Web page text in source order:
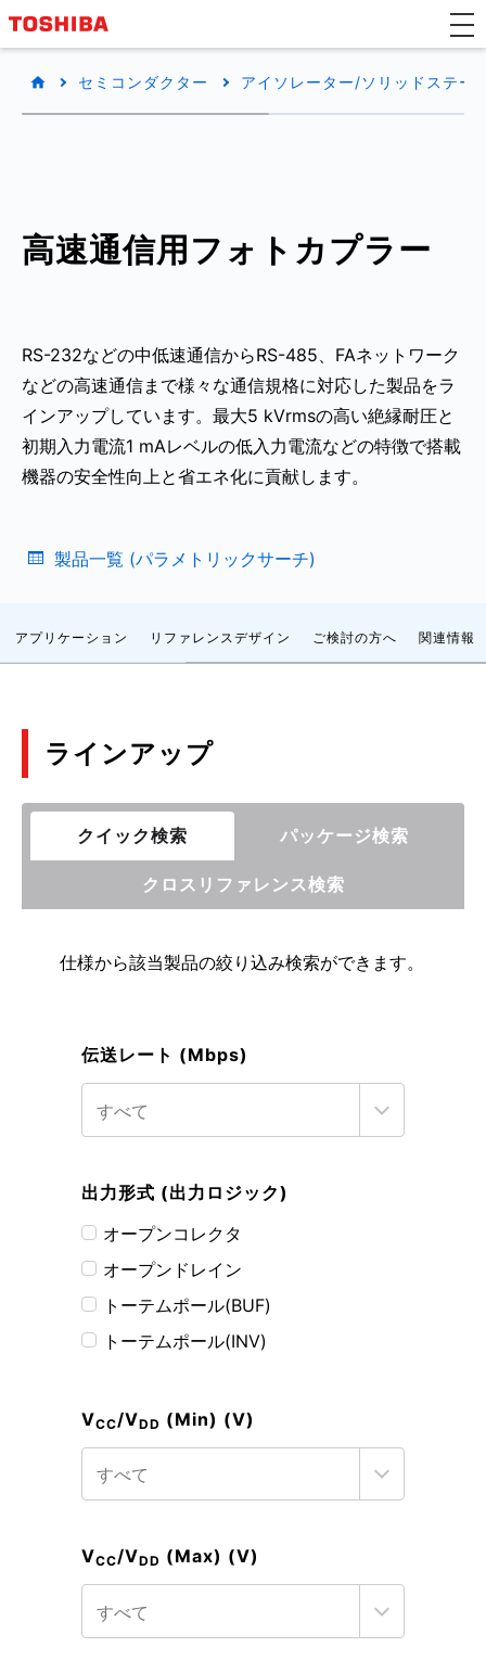
セミコンダクター アイソレーター/ソリッドステー
高速通信用フォトカプラー
RS-232などの中低速通信からRS-485、FAネットワーク
などの高速通信まで様々な通信規格に対応した製品をラ
インアップしています。最大5 kVrmsの高い絶縁耐圧と
初期入力電流1 mAレベルの低入力電流などの特徴で搭載
機器の安全性向上と省エネ化に貢献します。
製品一覧 (パラメトリックサーチ)
アプリケーション リファレンスデザイン ご検討の方へ 関連情報
ラインアップ
クイック検索 パッケージ検索
クロスリファレンス検索
仕様から該当製品の絞り込み検索ができます。
伝送レート (Mbps)
出力形式 (出力ロジック)
オープンコレクタ
オープンドレイン
トーテムポール(BUF)
トーテムポール(INV)
VCC/VDD (Min) (V)
VCC/VDD (Max) (V)